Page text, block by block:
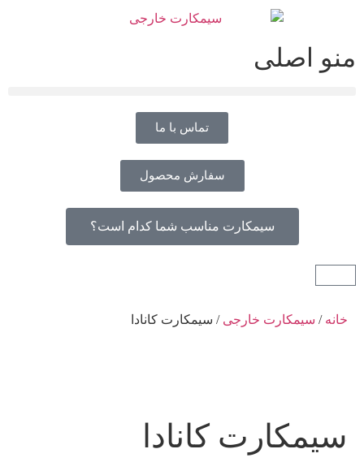
منو اصلی
تماس با ما
سفارش محصول
سیمکارت مناسب شما کدام است؟
خانه / سیمکارت خارجی / سیمکارت کانادا
سیمکارت کانادا